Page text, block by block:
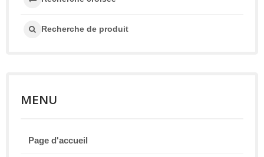
Recherche de produit
MENU
Page d'accueil